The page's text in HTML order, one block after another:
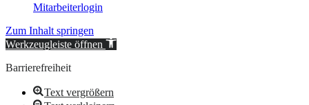
Mitarbeiterlogin
Zum Inhalt springen
Werkzeugleiste öffnen
Barrierefreiheit
Text vergrößern